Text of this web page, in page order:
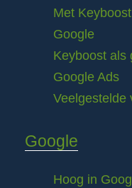
Met
Google
Keyboost als
Google Ads
Veelgestelde
Google
Hoog in